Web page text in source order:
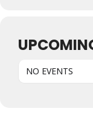
NO EVENTS